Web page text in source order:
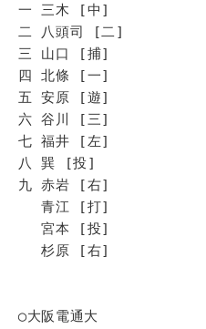
一 三木 [中]
二 八頭司 [二]
三 山口 [捕]
四 北條 [一]
五 安原 [遊]
六 谷川 [三]
七 福井 [左]
八 巽 [投]
九 赤岩 [右]
青江 [打]
宮本 [投]
杉原 [右]
◯大阪電通大